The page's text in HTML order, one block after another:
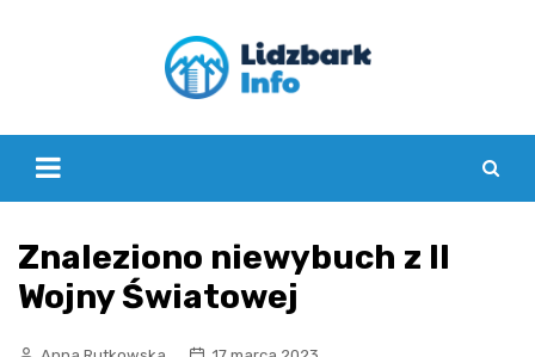
Znaleziono niewybuch z II
Wojny Światowej